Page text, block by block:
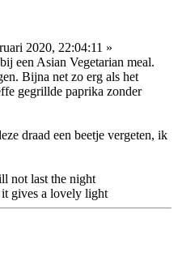
2020, 22:04:11 »
een Asian Vegetarian meal.
Bijna net zo erg als het
gegrillde paprika zonder
draad een beetje vergeten, ik
not last the night
gives a lovely light